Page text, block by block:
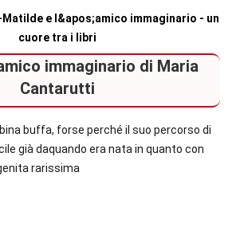
immaginario di Maria
Cantarutti
buffa, forse perché il suo percorso di
già daquando era nata in quanto con
rarissima